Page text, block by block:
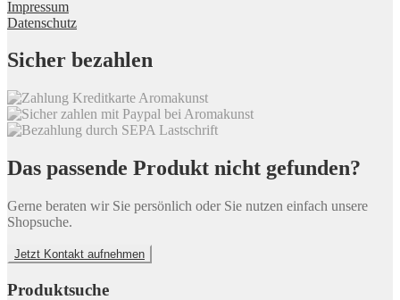
Impressum
Datenschutz
Sicher bezahlen
Das passende Produkt nicht gefunden?
Gerne beraten wir Sie persönlich oder Sie nutzen einfach unsere
Shopsuche.
Jetzt Kontakt aufnehmen
Produktsuche